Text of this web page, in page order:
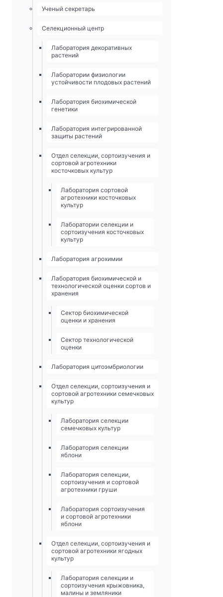
Ученый секретарь
Селекционный центр
Лаборатория декоративных
растений
Лаборатории физиологии
устойчивости плодовых растений
Лаборатория биохимической
генетики
Лаборатория интегрированной
защиты растений
Отдел селекции, сортоизучения и
сортовой агротехники
косточковых культур
Лаборатория сортовой
агротехники косточковых
культур
Лаборатории селекции и
сортоизучения косточковых
культур
Лаборатория агрохимии
Лаборатория биохимической и
технологической оценки сортов и
хранения
Сектор биохимической
оценки и хранения
Сектор технологической
оценки
Лаборатория цитоэмбриологии
Отдел селекции, сортоизучения и
сортовой агротехники семечковых
культур
Лаборатория селекции
семечковых культур
Лаборатория селекции
яблони
Лаборатория селекции,
сортоизучения и сортовой
агротехники груши
Лаборатория сортоизучения
и сортовой агротехники
яблони
Отдел селекции, сортоизучения и
сортовой агротехники ягодных
культур
Лаборатория селекции и
сортоизучения крыжовника,
малины и земляники